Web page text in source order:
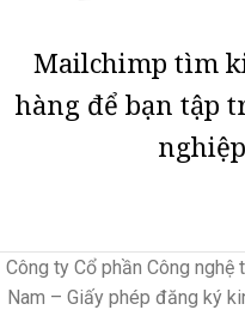
Mailchimp tìm
hàng để bạn tập
Công ty Cổ phần Công nghệ
Nam – Giấy phép đăng ký